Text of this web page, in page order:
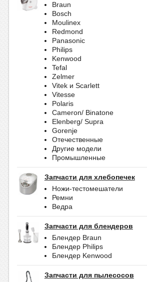
Braun
Bosch
Moulinex
Redmond
Panasonic
Philips
Kenwood
Tefal
Zelmer
Vitek и Scarlett
Vitesse
Polaris
Cameron/ Binatone
Elenberg/ Supra
Gorenje
Отечественные
Другие модели
Промышленные
Запчасти для хлебопечек
Ножи-тестомешатели
Ремни
Ведра
Запчасти для блендеров
Блендер Braun
Блендер Philips
Блендер Kenwood
Запчасти для пылесосов